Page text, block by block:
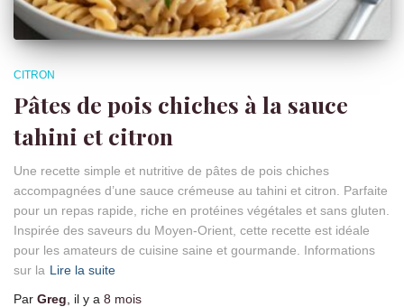
CITRON
Pâtes de pois chiches à la sauce
tahini et citron
Une recette simple et nutritive de pâtes de pois chiches
accompagnées d’une sauce crémeuse au tahini et citron. Parfaite
pour un repas rapide, riche en protéines végétales et sans gluten.
Inspirée des saveurs du Moyen-Orient, cette recette est idéale
pour les amateurs de cuisine saine et gourmande. Informations
sur la Lire la suite
Par Greg, il y a 8 mois